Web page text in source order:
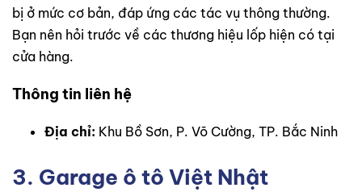
bị ở mức cơ bản, đáp ứng các tác vụ thông thường.
Bạn nên hỏi trước về các thương hiệu lốp hiện có tại
cửa hàng.
Thông tin liên hệ
Địa chỉ: Khu Bồ Sơn, P. Võ Cường, TP. Bắc Ninh
3. Garage ô tô Việt Nhật